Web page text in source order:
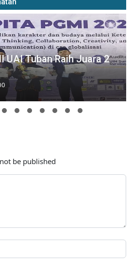
UAI Tuban Raih Juara 2
be published